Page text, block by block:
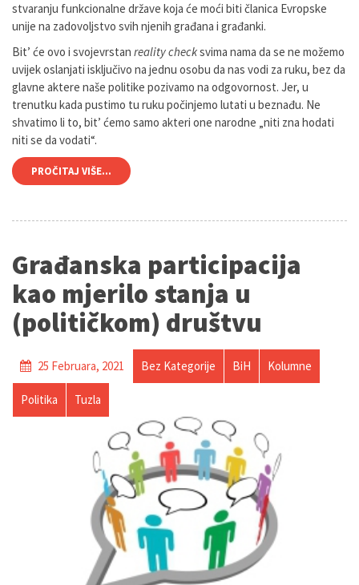
stvaranju funkcionalne države koja će moći biti članica Evropske
unije na zadovoljstvo svih njenih građana i građanki.
Bit’ će ovo i svojevrstan reality checksvima nama da se ne možemo
uvijek oslanjati isključivo na jednu osobu da nas vodi za ruku, bez da
glavne aktere naše politike pozivamo na odgovornost. Jer, u
trenutku kada pustimo tu ruku počinjemo lutati u beznađu. Ne
shvatimo li to, bit’ ćemo samo akteri one narodne „niti zna hodati
niti se da vodati“.
PROČITAJ VIŠE...
Građanska participacija
kao mjerilo stanja u
(političkom) društvu
25 Februara, 2021 Bez Kategorije BiH Kolumne
Politika Tuzla